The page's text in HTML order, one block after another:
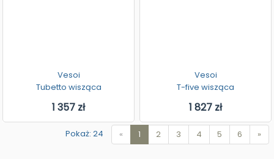
Vesoi
Tubetto wisząca
1 357 zł
Vesoi
T-five wisząca
1 827 zł
Pokaż: 24 « 1 2 3 4 5 6 »